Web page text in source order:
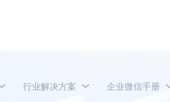
行业解决方案 企业微信手册